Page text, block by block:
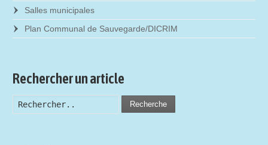
Salles municipales
Plan Communal de Sauvegarde/DICRIM
Rechercher un article
Recherche